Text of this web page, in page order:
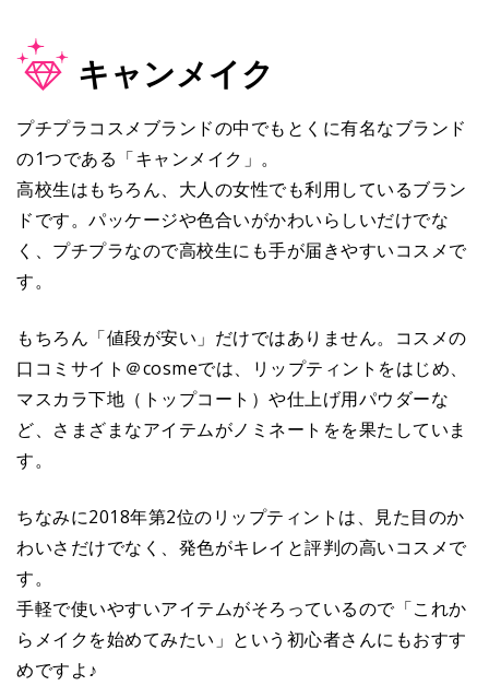
キャンメイク
プチプラコスメブランドの中でもとくに有名なブランド
の1つである「キャンメイク」。
高校生はもちろん、大人の女性でも利用しているブラン
ドです。パッケージや色合いがかわいらしいだけでな
く、プチプラなので高校生にも手が届きやすいコスメで
す。
もちろん「値段が安い」だけではありません。コスメの
口コミサイト＠cosmeでは、リップティントをはじめ、
マスカラ下地（トップコート）や仕上げ用パウダーな
ど、さまざまなアイテムがノミネートをを果たしていま
す。
ちなみに2018年第2位のリップティントは、見た目のか
わいさだけでなく、発色がキレイと評判の高いコスメで
す。
手軽で使いやすいアイテムがそろっているので「これか
らメイクを始めてみたい」という初心者さんにもおすす
めですよ♪